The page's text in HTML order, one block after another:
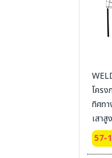
โครง
ทิศท
เสาสู
57-